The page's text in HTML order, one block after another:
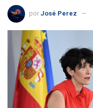
por José Perez